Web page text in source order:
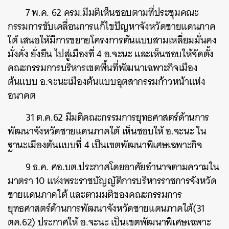
7 พ.ค. 62 ครม.มีมติเห็นชอบตามที่ประชุมคณะ
กรรมการขับเคลื่อนการแก้ไขปัญหาจังหวัดชายแดนภาค
ใต้ เสนอให้มีการขยายโครงการต้นแบบสามเหลี่ยมมั่นคง
มั่งคั่ง ยั่งยืน ไปสู่เมืองที่ 4 อ.จะนะ และเห็นชอบให้จัดตั้ง
คณะกรรมการบริหารเขตพื้นที่พัฒนาเฉพาะกิจเมือง
ต้นแบบ อ.จะนะเมืองต้นแบบอุตสากรรมก้าวหน้าแห่ง
อนาคต
31 ต.ค.62 มีมติคณะกรรมการยุทธศาสตร์ด้านการ
พัฒนาจังหวัดชายแดนภาคใต้ เห็นชอบให้ อ.จะนะ ใน
ฐานะเมืองต้นแบบที่ 4 เป็นเขตพัฒนาพิเศษเฉพาะกิจ
9 ธ.ค. ศอ.บต.ประกาศโดยอาศัยอำนาจตามความใน
มาตรา 10 แห่งพระราชบัญญัติการบริหารราชการจังหวัด
ชายแดนภาคใต้ และตามมติของคณะกรรมการ
ยุทธศาสตร์ด้านการพัฒนาจังหวัดชายแดนภาคใต้(31
ตค.62) ประกาศให้ อ.จะนะ เป็นเขตพัฒนาพิเศษเฉพาะ